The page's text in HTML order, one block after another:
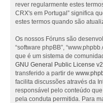
rever regularmente estes
CRX's em Portugal” significa
estes termos quando são
Os nossos Fóruns são
“software phpBB”,
que é um sistema de
GNU General Public License v2
transferido a partir de
facilita discussões através da
responsável pelo conteúdo
pela conduta permitida. Para